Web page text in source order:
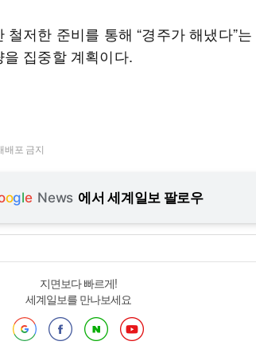
저한 준비를 통해 “경주가 해냈다”
집중할 계획이다.
배포 금지
ogle News 에서 세계일보 팔로우
지면보다 빠르게!
세계일보를 만나보세요